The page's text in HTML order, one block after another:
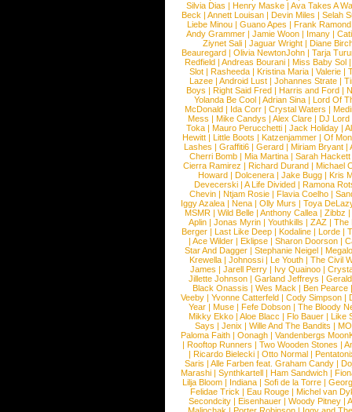
Silvia Dias |Henry Maske |Ava Takes A
Beck |Annett Louisan |Devin Miles |Selah
Liebe Minou |Guano Apes |Frank Ramond
Andy Grammer |Jamie Woon | Imany |
Ziynet Sali |Jaguar Wright |Diane
Beauregard |Olivia NewtonJohn |Tarja
Redfield | Andreas Bourani | Miss Baby Sol
Slot | Rasheeda | Kristina Maria | Valerie |
Lazee | Android Lust | Johannes Strate |
Boys | Right Said Fred | Harris and Ford |
Yolanda Be Cool |Adrian Sina |Lord Of
McDonald | Ida Corr |Crystal Waters |
Mess | Mike Candys | Alex Clare | DJ Lord
Toka | Mauro Perucchetti | Jack Holiday |
Hewitt |Little Boots |Katzenjammer |Of
Lashes |Graffiti6 |Gerard |Miriam Bryant |
Cherri Bomb | Mia Martina | Sarah Hackett
Cierra Ramirez | Richard Durand | Michael
Howard |Dolcenera |Jake Bugg |Kris
Devecerski |A Life Divided |Ramona
Chevin |Ntjam Rosie |Flavia Coelho |
Iggy Azalea | Nena | Olly Murs | Toya
MSMR |Wild Belle |Anthony Callea |Zibbz
Aplin | Jonas Myrin | Youthkills | ZAZ | The
Berger |Last Like Deep |Kodaline |Lorde |
|Ace Wilder |Eklipse |Sharon Doorson |
Star And Dagger | Stephanie Neigel |
Krewella | Johnossi | Le Youth | The Civil
James | Jarell Perry | Ivy Quainoo |
Jillette Johnson | Garland Jeffreys |
Black Onassis | Wes Mack | Ben Pearce
Veeby | Yvonne Catterfeld | Cody Simpson |
Year |Muse |Fefe Dobson |The Bloody
Mikky Ekko | Aloe Blacc | Flo Bauer | Like
Says | Jenix | Wille And The Bandits | MO
Paloma Faith |Oonagh |Vandenbergs
|Rooftop Runners |Two Wooden Stones |
| Ricardo Bielecki | Otto Normal |
Saris | Alle Farben feat. Graham Candy |
Marashi | Synthkartell | Ham Sandwich |
Lilja Bloom | Indiana | Sofi de la Torre |
Felidae Trick | Eau Rouge | Michel van
Secondcity |Eisenhauer |Woody Pitney |